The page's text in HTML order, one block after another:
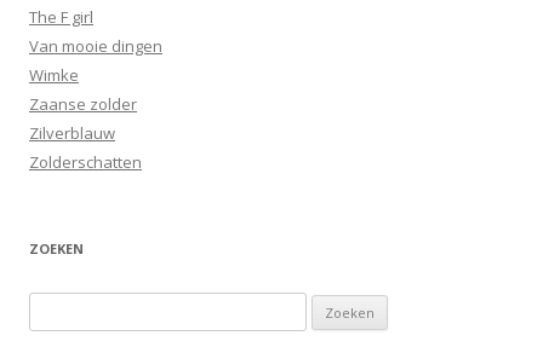
The F girl
Van mooie dingen
Wimke
Zaanse zolder
Zilverblauw
Zolderschatten
ZOEKEN
naar: